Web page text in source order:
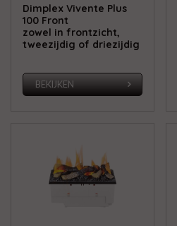
Dimplex Vivente Plus
100 Front
zowel in frontzicht,
tweezijdig of driezijdig
BEKIJKEN